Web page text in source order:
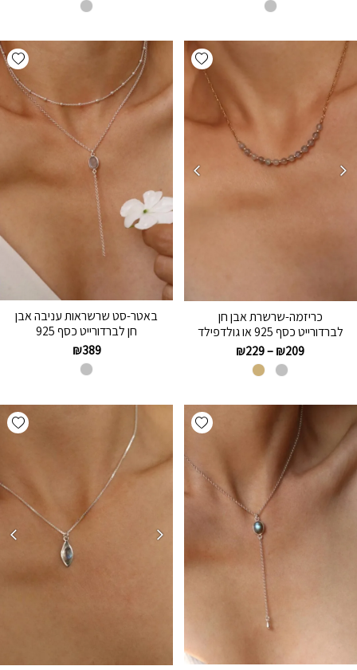
Add wishlist
כריזמה-שרשרת אבן חן
לברדורייט כסף 925 או גולדפילד
₪209
–
₪229
באטר-סט שרשראות עניבה אבן
חן לברדורייט כסף 925
₪389
Add wishlist